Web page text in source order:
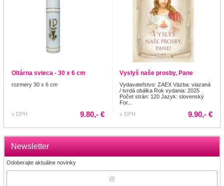
Newsletter
Odoberajte aktuálne novinky
Oltárna svieca - 30 x 6 cm
rozmery 30 x 6 cm
s DPH 9.80,- €
Vyslyš naše prosby, Pane
Vydavateľstvo: ZAEX Väzba: viazaná
/ tvrdá obálka Rok vydania: 2025
Počet strán: 120 Jazyk: slovenský
For...
s DPH
9.90,- €